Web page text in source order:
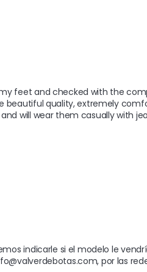
my feet and checked with the
beautiful quality, extremely
will wear them casually with
indicarle si el modelo le